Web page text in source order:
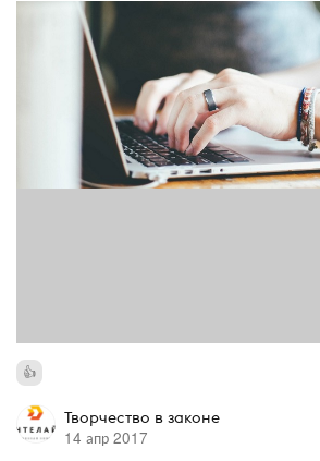
Творчество в законе
14 апр 2017